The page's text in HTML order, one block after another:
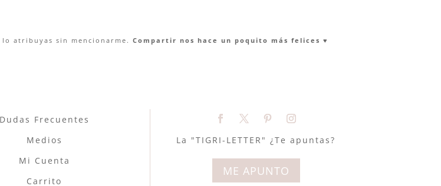
atribuyas sin mencionarme. Compartir nos hace un poquito más felices ♥︎
Dudas Frecuentes
Medios
Mi Cuenta
Carrito
La "TIGRI-LETTER" ¿Te apuntas?
ME APUNTO